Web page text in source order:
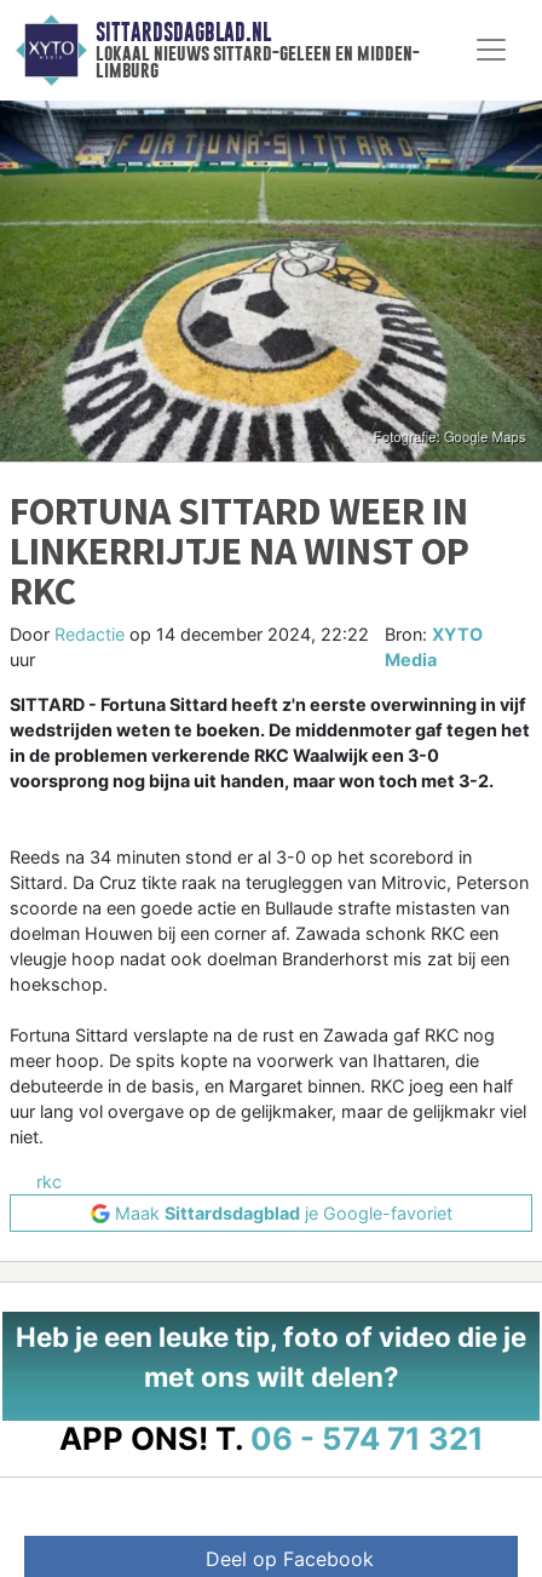
SITTARDSDAGBLAD.NL
lokaal nieuws sittard-geleen en midden-
limburg
FORTUNA SITTARD WEER IN
LINKERRIJTJE NA WINST OP
RKC
Door Redactie op 14 december 2024, 22:22
uur
Bron: XYTO
Media
SITTARD - Fortuna Sittard heeft z'n eerste overwinning in vijf
wedstrijden weten te boeken. De middenmoter gaf tegen het
in de problemen verkerende RKC Waalwijk een 3-0
voorsprong nog bijna uit handen, maar won toch met 3-2.
Reeds na 34 minuten stond er al 3-0 op het scorebord in
Sittard. Da Cruz tikte raak na terugleggen van Mitrovic, Peterson
scoorde na een goede actie en Bullaude strafte mistasten van
doelman Houwen bij een corner af. Zawada schonk RKC een
vleugje hoop nadat ook doelman Branderhorst mis zat bij een
hoekschop.
Fortuna Sittard verslapte na de rust en Zawada gaf RKC nog
meer hoop. De spits kopte na voorwerk van Ihattaren, die
debuteerde in de basis, en Margaret binnen. RKC joeg een half
uur lang vol overgave op de gelijkmaker, maar de gelijkmakr viel
niet.
rkc
Maak Sittardsdagbladje Google-favoriet
Heb je een leuke tip, foto of video die je
met ons wilt delen?
APP ONS! T. 06 - 574 71 321
Deel op Facebook